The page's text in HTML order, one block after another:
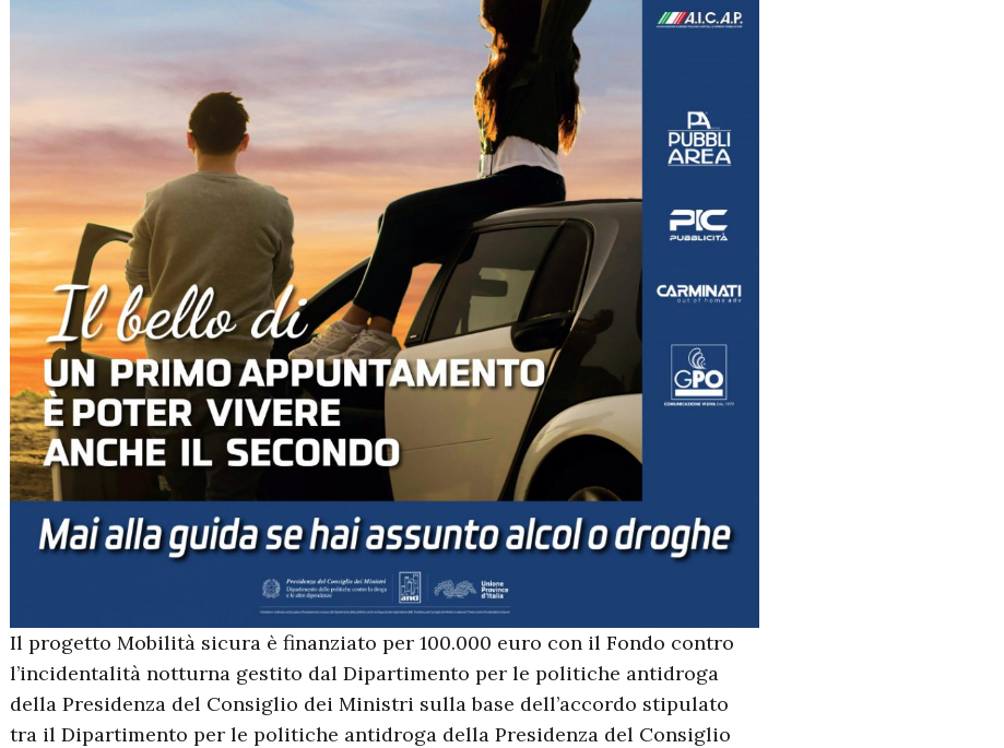
Il progetto Mobilità sicura è finanziato per 100.000 euro con il Fondo contro
l’incidentalità notturna gestito dal Dipartimento per le politiche antidroga
della Presidenza del Consiglio dei Ministri sulla base dell’accordo stipulato
tra il Dipartimento per le politiche antidroga della Presidenza del Consiglio